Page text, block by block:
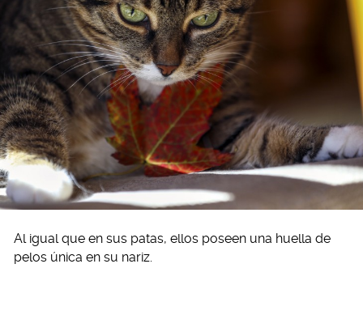
Al igual que en sus patas, ellos poseen una huella de
pelos única en su nariz.